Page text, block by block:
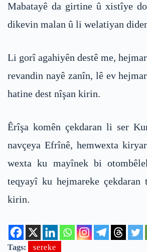
Mabatayê da girtine û xistîye
dikevin malan û li welatiyan
Li gorî agahiyên destê me,
revandin nayê zanîn, lê ev
hatine dest nîşan kirin.
Êrîşa komên çekdaran li ser
navçeya Efrînê, hemwexta
wexta ku mayînek bi
teqyayî ku hejmareke çekdaran
kirin.
Tags: sereke